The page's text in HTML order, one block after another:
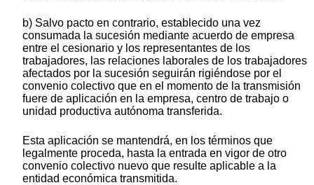
b) Salvo pacto en contrario, establecido una vez
consumada la sucesión mediante acuerdo de empresa
entre el cesionario y los representantes de los
trabajadores, las relaciones laborales de los trabajadores
afectados por la sucesión seguirán rigiéndose por el
convenio colectivo que en el momento de la transmisión
fuere de aplicación en la empresa, centro de trabajo o
unidad productiva autónoma transferida.
Esta aplicación se mantendrá, en los términos que
legalmente proceda, hasta la entrada en vigor de otro
convenio colectivo nuevo que resulte aplicable a la
entidad económica transmitida.